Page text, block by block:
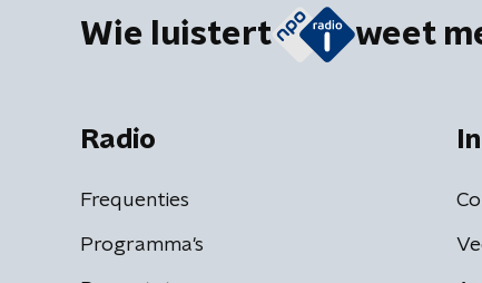
Wie luistert weet
Radio
Frequenties
Programma's